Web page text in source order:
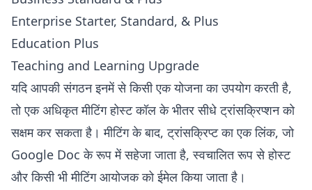
Enterprise Starter, Standard, & Plus
Education Plus
Teaching and Learning Upgrade
यदि आपकी संगठन इनमें से किसी एक योजना का उपयोग करती है,
तो एक अधिकृत मीटिंग होस्ट कॉल के भीतर सीधे ट्रांसक्रिप्शन को
सक्षम कर सकता है। मीटिंग के बाद, ट्रांसक्रिप्ट का एक लिंक, जो
Google Doc के रूप में सहेजा जाता है, स्वचालित रूप से होस्ट
और किसी भी मीटिंग आयोजक को ईमेल किया जाता है।